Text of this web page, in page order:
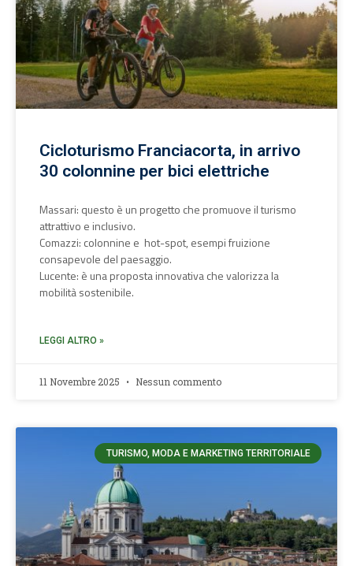
Cicloturismo Franciacorta, in arrivo
30 colonnine per bici elettriche
Massari: questo è un progetto che promuove il turismo
attrattivo e inclusivo.
Comazzi: colonnine e hot-spot, esempi fruizione
consapevole del paesaggio.
Lucente: è una proposta innovativa che valorizza la
mobilità sostenibile.
LEGGI ALTRO »
11 Novembre 2025 Nessun commento
TURISMO, MODA E MARKETING TERRITORIALE